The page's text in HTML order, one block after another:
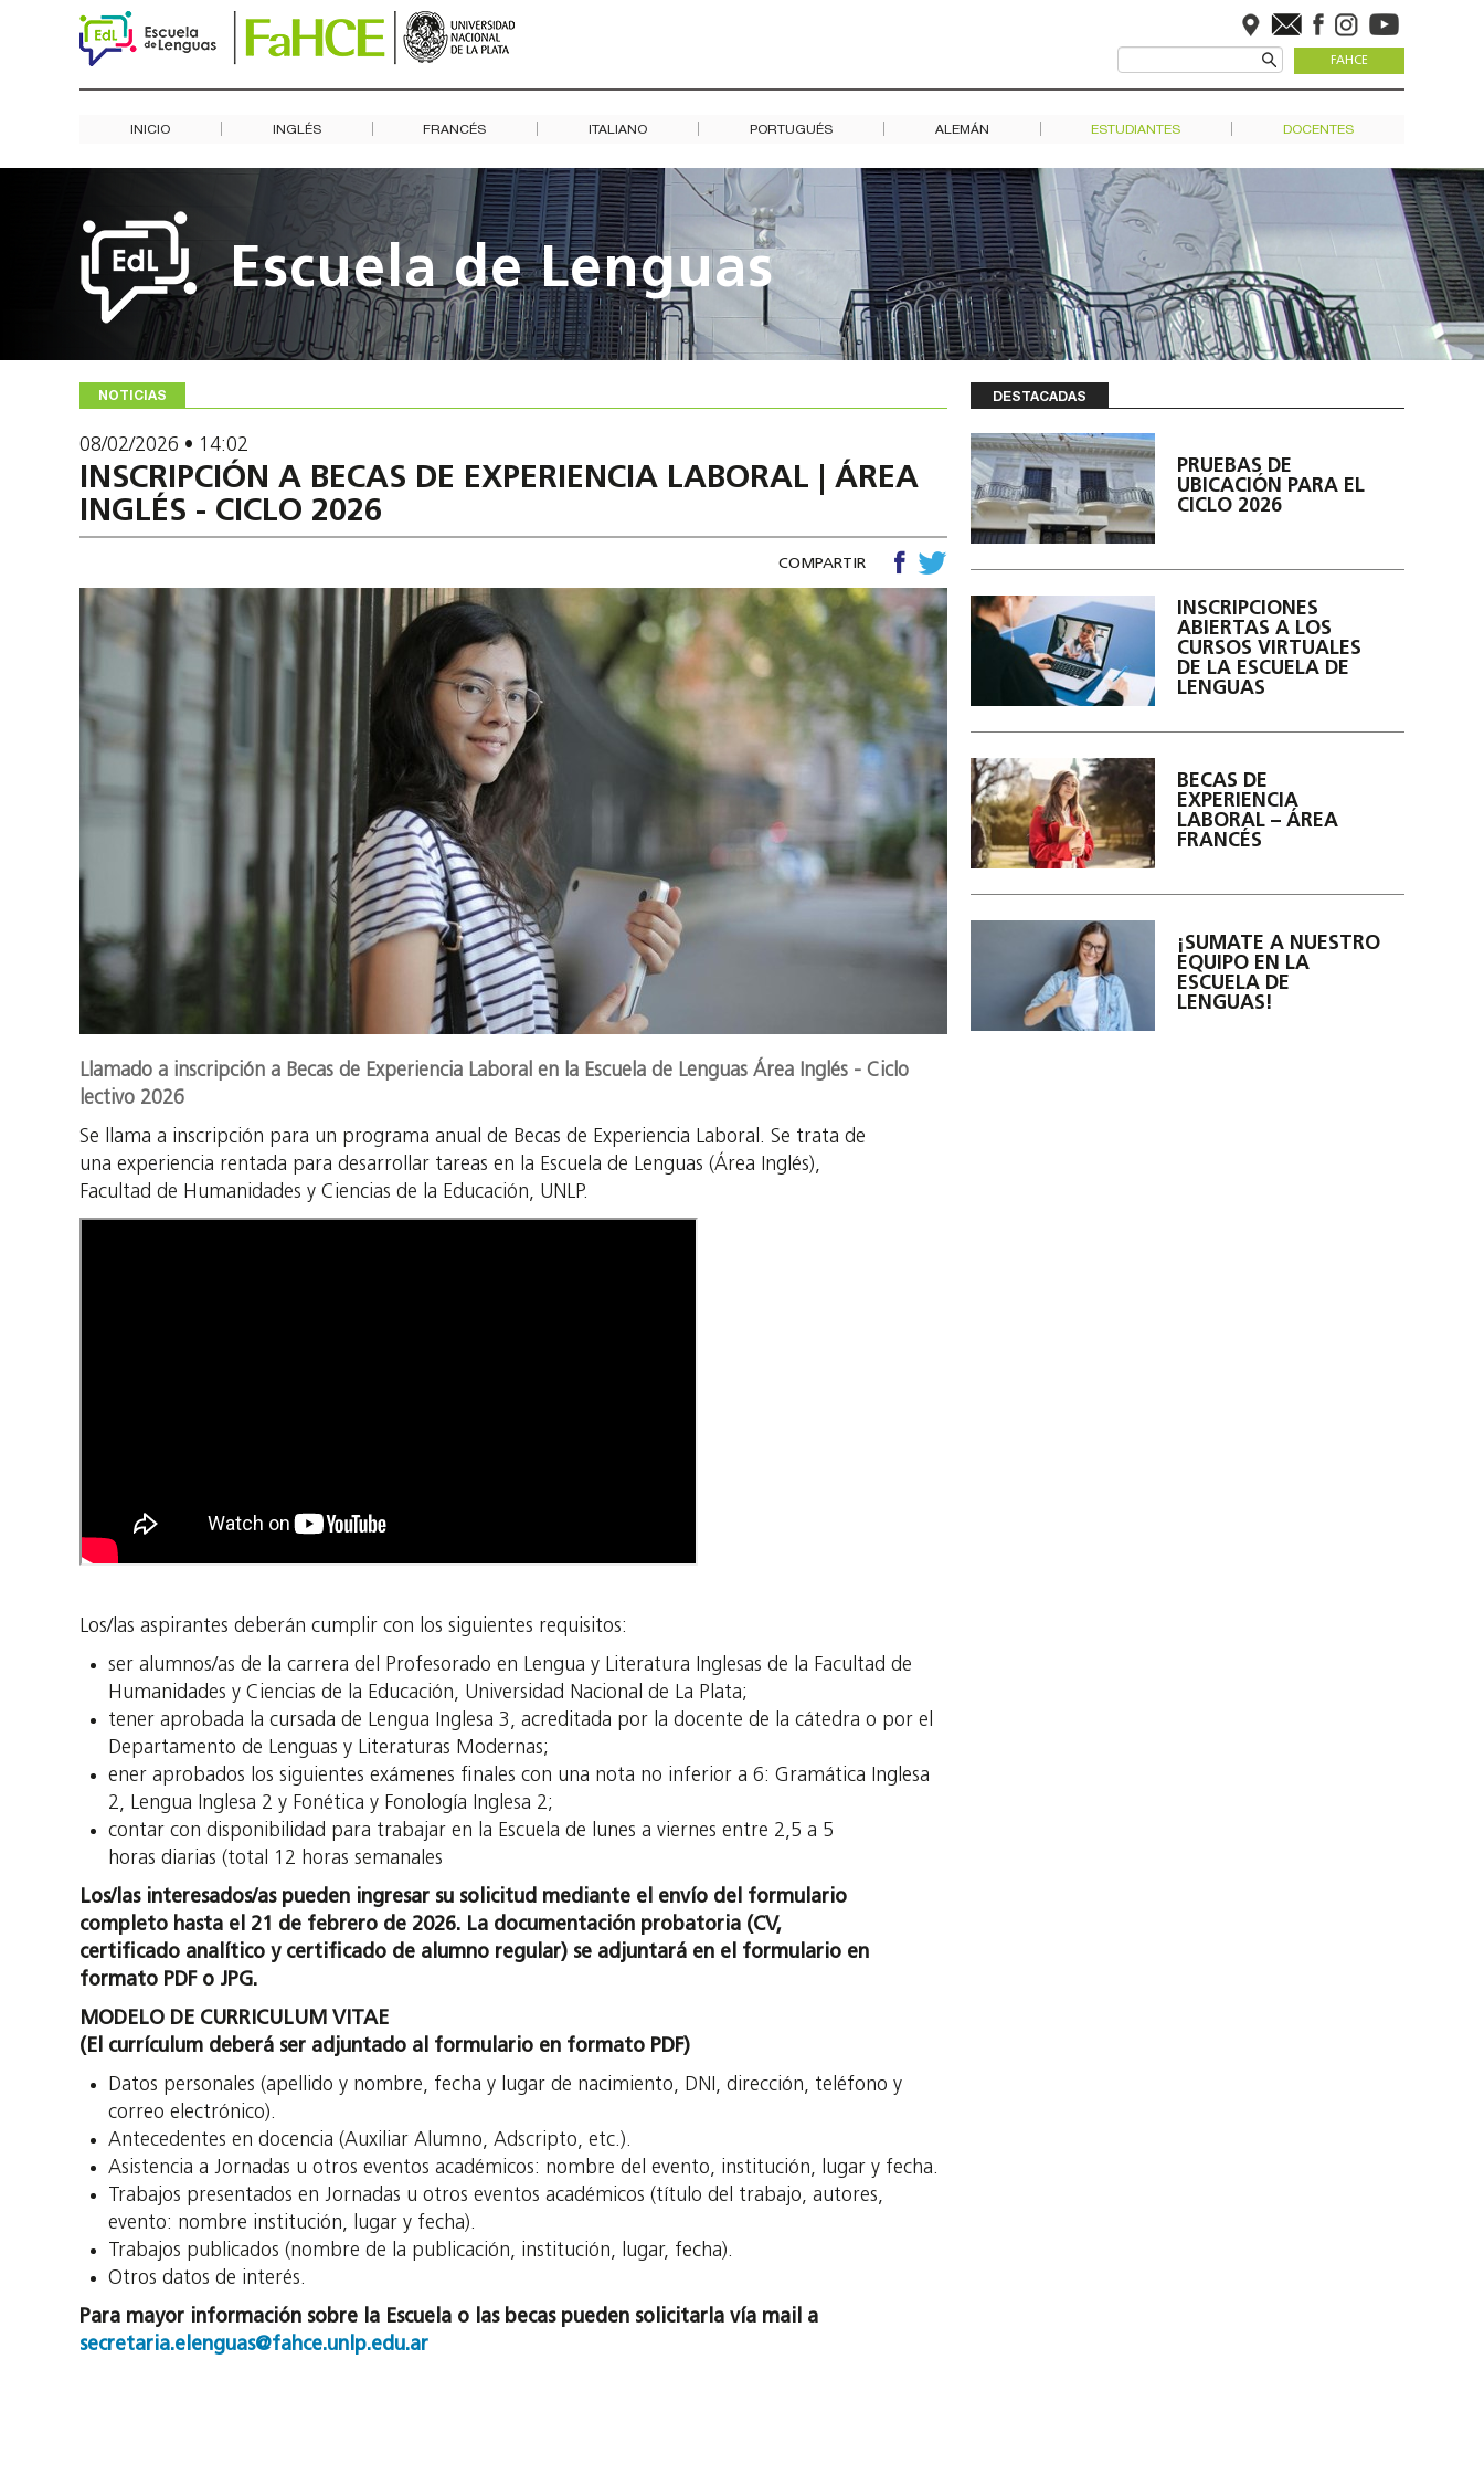
FAHCE
a
INICIO INGLÉS FRANCÉS ITALIANO PORTUGUÉS ALEMÁN ESTUDIANTES DOCENTES
Escuela de Lenguas
NOTICIAS
08/02/2026 • 14:02
INSCRIPCIÓN A BECAS DE EXPERIENCIA LABORAL | ÁREA
INGLÉS - CICLO 2026
COMPARTIR
Llamado a inscripción a Becas de Experiencia Laboral en la Escuela de Lenguas Área Inglés - Ciclo
lectivo 2026
Se llama a inscripción para un programa anual de Becas de Experiencia Laboral. Se trata de
una experiencia rentada para desarrollar tareas en la Escuela de Lenguas (Área Inglés),
Facultad de Humanidades y Ciencias de la Educación, UNLP.
Los/las aspirantes deberán cumplir con los siguientes requisitos:
ser alumnos/as de la carrera del Profesorado en Lengua y Literatura Inglesas de la Facultad de
Humanidades y Ciencias de la Educación, Universidad Nacional de La Plata;
tener aprobada la cursada de Lengua Inglesa 3, acreditada por la docente de la cátedra o por el
Departamento de Lenguas y Literaturas Modernas;
ener aprobados los siguientes exámenes finales con una nota no inferior a 6: Gramática Inglesa
2, Lengua Inglesa 2 y Fonética y Fonología Inglesa 2;
contar con disponibilidad para trabajar en la Escuela de lunes a viernes entre 2,5 a 5
horas diarias (total 12 horas semanales
Los/las interesados/as pueden ingresar su solicitud mediante el envío del formulario
completo hasta el 21 de febrero de 2026. La documentación probatoria (CV,
certificado analítico y certificado de alumno regular) se adjuntará en el formulario en
formato PDF o JPG.
MODELO DE CURRICULUM VITAE
(El currículum deberá ser adjuntado al formulario en formato PDF)
Datos personales (apellido y nombre, fecha y lugar de nacimiento, DNI, dirección, teléfono y
correo electrónico).
Antecedentes en docencia (Auxiliar Alumno, Adscripto, etc.).
Asistencia a Jornadas u otros eventos académicos: nombre del evento, institución, lugar y fecha.
Trabajos presentados en Jornadas u otros eventos académicos (título del trabajo, autores,
evento: nombre institución, lugar y fecha).
Trabajos publicados (nombre de la publicación, institución, lugar, fecha).
Otros datos de interés.
Para mayor información sobre la Escuela o las becas pueden solicitarla vía mail a
secretaria.elenguas@fahce.unlp.edu.ar
DESTACADAS
PRUEBAS DE
UBICACIÓN PARA EL
CICLO 2026
INSCRIPCIONES
ABIERTAS A LOS
CURSOS VIRTUALES
DE LA ESCUELA DE
LENGUAS
BECAS DE
EXPERIENCIA
LABORAL – ÁREA
FRANCÉS
¡SUMATE A NUESTRO
EQUIPO EN LA
ESCUELA DE
LENGUAS!